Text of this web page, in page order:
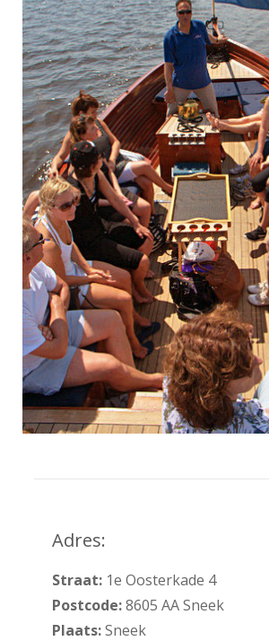
Adres:
Straat: 1e Oosterkade 4
Postcode:8605 AA Sneek
Plaats:Sneek